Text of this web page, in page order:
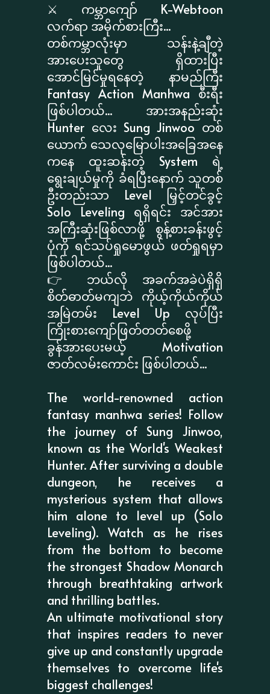
⚔️ ကမ္ဘာကျော် K-Webtoon
လက်ရာ အမိုက်စားကြီး...
တစ်ကမ္ဘာလုံးမှာ သန်းနဲ့ချီတဲ့
အားပေးသူတွေ ရှိထားပြီး
အောင်မြင်မှုရနေတဲ့ နာမည်ကြီး
Fantasy Action Manhwa စီးရီး
ဖြစ်ပါတယ်... အားအနည်းဆုံး
Hunter လေး Sung Jinwoo တစ်
ယောက် သေလုမြောပါးအခြေအနေ
ကနေ ထူးဆန်းတဲ့ System ရဲ့
ရွေးချယ်မှုကို ခံရပြီးနောက် သူတစ်
ဦးတည်းသာ Level မြှင့်တင်ခွင့်
Solo Leveling ရရှိရင်း အင်အား
အကြီးဆုံးဖြစ်လာဖို့ စွန့်စားခန်းဖွင့်
ပုံကို ရင်သပ်ရှုမောဖွယ် ဖတ်ရှုရမှာ
ဖြစ်ပါတယ်...
👉 ဘယ်လို အခက်အခဲပဲရှိရှိ
စိတ်ဓာတ်မကျဘဲ ကိုယ့်ကိုယ်ကိုယ်
အမြဲတမ်း Level Up လုပ်ပြီး
ကြိုးစားကျော်ဖြတ်တတ်စေဖို့
ခွန်အားပေးမယ့် Motivation
ဇာတ်လမ်းကောင်း ဖြစ်ပါတယ်...
The world-renowned action
fantasy manhwa series! Follow
the journey of Sung Jinwoo,
known as the World's Weakest
Hunter. After surviving a double
dungeon, he receives a
mysterious system that allows
him alone to level up (Solo
Leveling). Watch as he rises
from the bottom to become
the strongest Shadow Monarch
through breathtaking artwork
and thrilling battles.
An ultimate motivational story
that inspires readers to never
give up and constantly upgrade
themselves to overcome life's
biggest challenges!